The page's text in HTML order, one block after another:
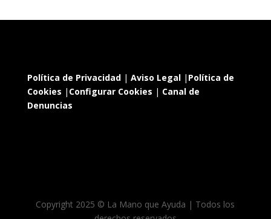
Política de Privacidad| Aviso Legal| Política de
Cookies | Configurar Cookies | Canal de
Denuncias
Copyright 2025 © La Mano que Ayuda | Todos los